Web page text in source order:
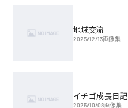
地域交流
2025/12/13画像集
イチゴ成長日記
2025/10/08画像集